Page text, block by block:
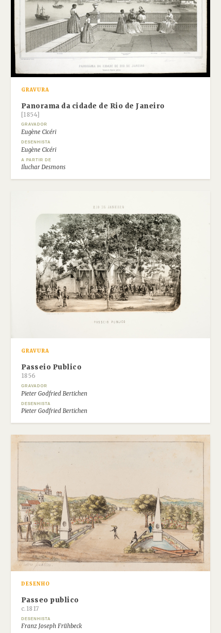
GRAVURA
Panorama da cidade de Rio de Janeiro
[1854]
GRAVADOR
Eugène Cicéri
DESENHISTA
Eugène Cicéri
A PARTIR DE
Iluchar Desmons
GRAVURA
Passeio Publico
1856
GRAVADOR
Pieter Godfried Bertichen
DESENHISTA
Pieter Godfried Bertichen
DESENHO
Passeo publico
c.1817
DESENHISTA
Franz Joseph Frühbeck